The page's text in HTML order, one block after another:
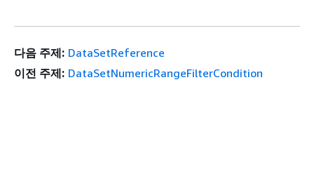
다음 주제: DataSetReference
이전 주제: DataSetNumericRangeFilterCondition